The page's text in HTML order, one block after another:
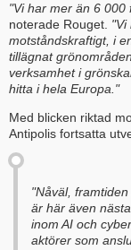
"Vi har mer än 6 000
noterade Rouget. "Vi
motståndskraftigt, i
tillägnat
verksamhet i
hitta i hela Europa."
Med blicken riktad
Antipolis fortsatta
"Nåväl,
är här även
inom AI och
aktörer som